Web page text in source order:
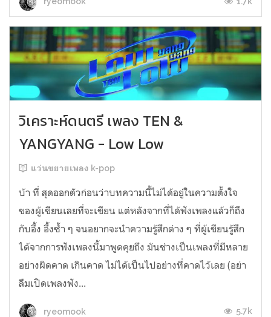
วิเคราะห์ดนตรี เพลง TEN &
YANGYANG - Low Low
แว่นขยายเพลง k-pop
บ้า ที่ สุดออกตัวก่อนว่าบทความนี้ไม่ได้อยู่ในความตั้งใจ
ของผู้เขียนเลยที่จะเขียน แต่หลังจากที่ได้ฟังเพลงแล้วก็ถึง
กับอึ้ง อึ้งซ้ำ ๆ จนอยากจะนำความรู้สึกต่าง ๆ ที่ผู้เขียนรู้สึก
ได้จากการฟังเพลงนี้มาพูดคุยถึง มันช่างเป็นเพลงที่มีหลาย
อย่างผิดคาด เกินคาด ไม่ได้เป็นไปอย่างที่คาดไว้เลย (อย่า
ลืมเปิดเพลงฟัง...
ryeomook 5.7k